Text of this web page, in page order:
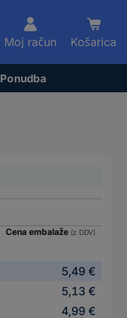
Moj račun Košarica
Ponudba
Cena embalaže (z DDV)
5,49 €
5,13 €
4,99 €